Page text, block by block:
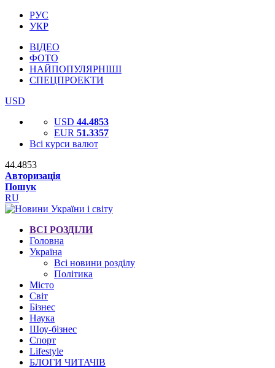
РУС
УКР
ВІДЕО
ФОТО
НАЙПОПУЛЯРНІШІ
СПЕЦПРОЕКТИ
USD
USD 44.4853
EUR 51.3357
Всі курси валют
44.4853
Авторизація
Пошук
RU
ВСІ РОЗДІЛИ
Головна
Україна
Всі новини розділу
Політика
Місто
Світ
Бізнес
Наука
Шоу-бізнес
Спорт
Lifestyle
БЛОГИ ЧИТАЧІВ